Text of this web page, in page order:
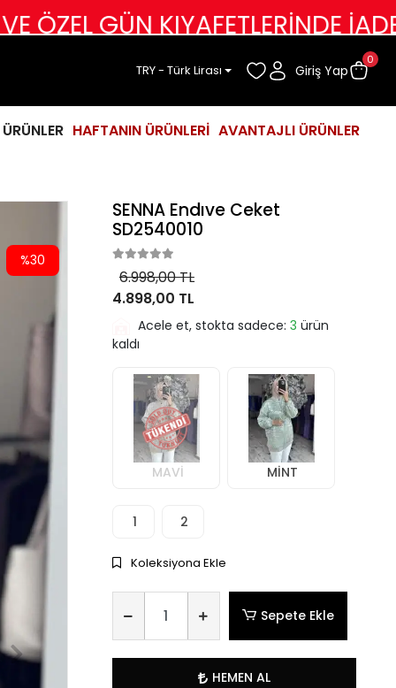
KIYAFETLERİNDE İADE
TRY - Türk Lirası Giriş Yap
0
HAFTANIN ÜRÜNLERİ AVANTAJLI ÜRÜNLER
%30
SENNA Endıve Ceket
SD2540010
6.998,00 TL
4.898,00 TL
Acele et, stokta sadece: 3 ürün
kaldı
MAVİ MİNT
1 2
Koleksiyona Ekle
Sepete Ekle
HEMEN AL